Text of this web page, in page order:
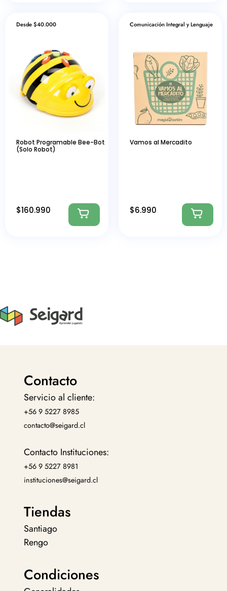
Desde $40.000
Robot Programable Bee-Bot
(Solo Robot)
$160.990
Comunicación Integral y Lenguaje
Vamos al Mercadito
$6.990
Contacto
Servicio al cliente:
+56 9 5227 8985
contacto@seigard.cl
Contacto Instituciones:
+56 9 5227 8981
instituciones@seigard.cl
Tiendas
Santiago
Rengo
Condiciones